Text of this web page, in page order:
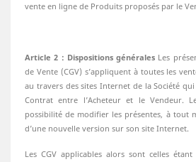
vente en ligne de Produits proposés par le
Article 2 : Dispositions générales Les
de Vente (CGV) s’appliquent à toutes les
au travers des sites Internet de la Société
Contrat entre l’Acheteur et le Vendeur.
possibilité de modifier les présentes, à tout
d’une nouvelle version sur son site Internet.
Les CGV applicables alors sont celles